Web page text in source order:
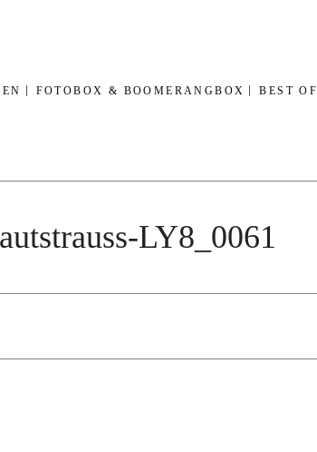
FOTOBOX & BOOMERANGBOX BEST OF
LY8_0061